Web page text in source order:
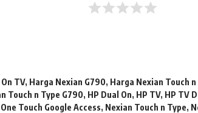
TV, Harga Nexian G790, Harga Nexian Touch
Touch n Type G790, HP Dual On, HP TV, HP TV
Touch Google Access, Nexian Touch n Type,